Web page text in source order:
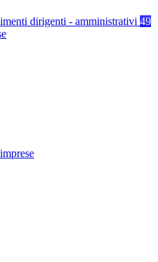
dirigenti - amministrativi 49